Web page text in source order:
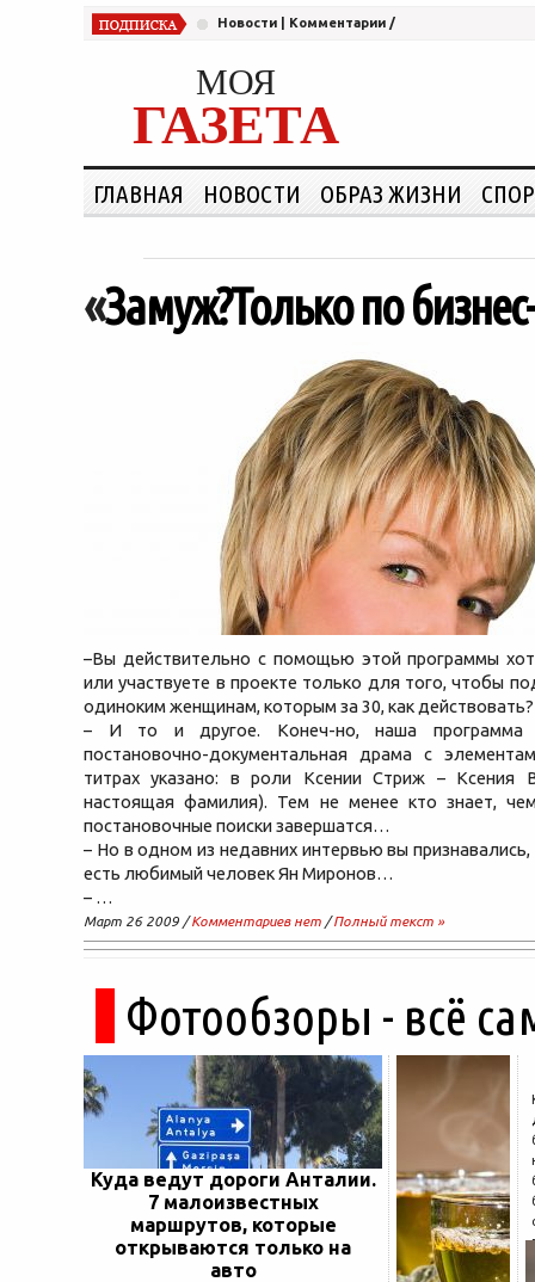
Новости Комментарии /
МОЯ
ГАЗЕТА
ГЛАВНАЯ НОВОСТИ ОБРАЗ ЖИЗНИ
«Замуж?Только по
–Вы действительно с помощью этой программы
или участвуете в проекте только для того, чтобы
одиноким женщинам, которым за 30, как действовать?
– И то и другое. Конеч-но, наша программа
постановочно-документальная драма с
титрах указано: в роли Ксении Стриж – Ксения
настоящая фамилия). Тем не менее кто знает,
постановочные поиски завершатся…
– Но в одном из недавних интервью вы признавались,
есть любимый человек Ян Миронов…
– …
Март 26 2009 /Комментариев нет /Полный текст »
Фотообзоры - всё
Куда ведут дороги Анталии.
7 малоизвестных
маршрутов, которые
открываются только на
авто